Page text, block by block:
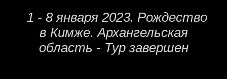
1 - 8 января 2023. Рождество
в Кимже. Архангельская
область - Тур завершен